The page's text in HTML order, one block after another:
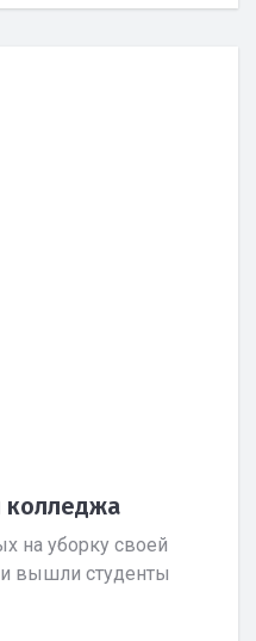
колледжа
на уборку своей
вышли студенты